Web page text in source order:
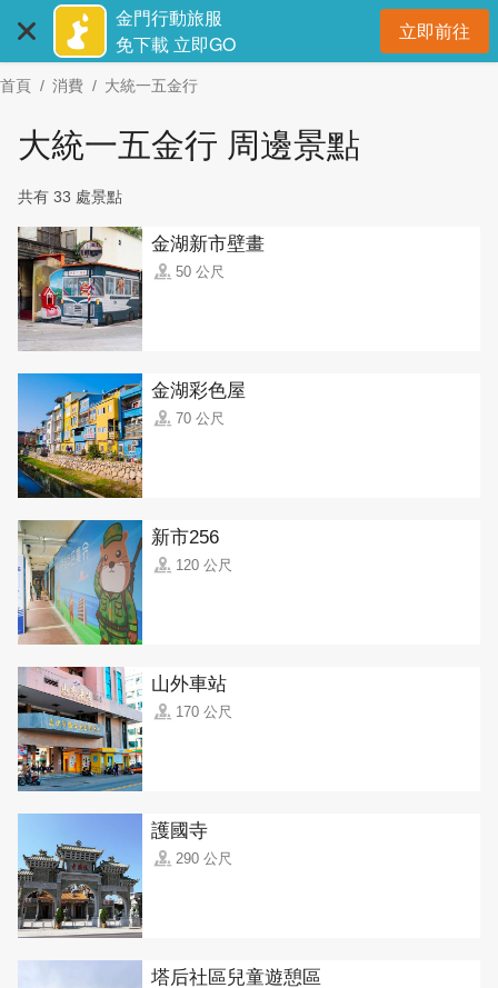
主
要
金門行動旅服
免下載 立即GO
立即前往開
首頁 消費 大統一五金行
大統一五金行 周邊景點
共有 33 處景點
金湖新市壁畫
50 公尺
金湖彩色屋
70 公尺
新市256
120 公尺
山外車站
170 公尺
護國寺
290 公尺
塔后社區兒童遊憩區